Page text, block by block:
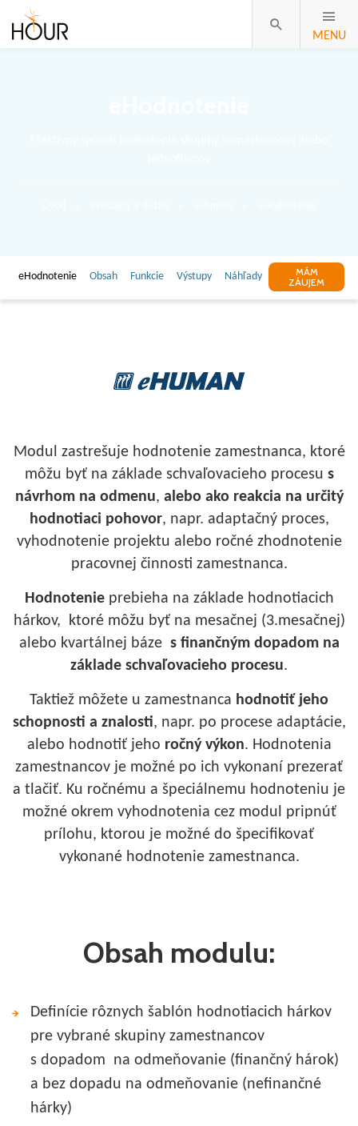
MENU
eHodnotenie Obsah Funkcie Výstupy Náhľady
MÁM
ZÁUJEM
Modul zastrešuje hodnotenie zamestnanca, ktoré
môžu byť na základe schvaľovacieho procesu s
návrhom na odmenu, alebo ako reakcia na určitý
hodnotiaci pohovor, napr. adaptačný proces,
vyhodnotenie projektu alebo ročné zhodnotenie
pracovnej činnosti zamestnanca.
Hodnotenie prebieha na základe hodnotiacich
hárkov, ktoré môžu byť na mesačnej (3.mesačnej)
alebo kvartálnej báze s finančným dopadom na
základe schvaľovacieho procesu.
Taktiež môžete u zamestnanca hodnotiť jeho
schopnosti a znalosti, napr. po procese adaptácie,
alebo hodnotiť jeho ročný výkon. Hodnotenia
zamestnancov je možné po ich vykonaní prezerať
a tlačiť. Ku ročnému a špeciálnemu hodnoteniu je
možné okrem vyhodnotenia cez modul pripnúť
prílohu, ktorou je možné do špecifikovať
vykonané hodnotenie zamestnanca.
Obsah modulu:
Definície rôznych šablón hodnotiacich hárkov
pre vybrané skupiny zamestnancov
s dopadom na odmeňovanie (finančný hárok)
a bez dopadu na odmeňovanie (nefinančné
hárky)